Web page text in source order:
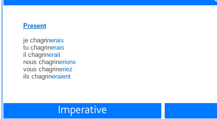
Present
je chagrinerais
tu chagrinerais
il chagrinerait
nous chagrinerions
vous chagrineriez
ils chagrineraient